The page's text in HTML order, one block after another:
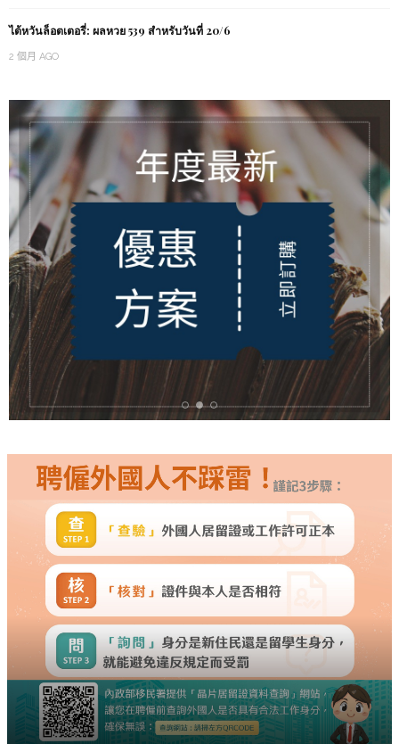
ไต้หวันล็อตเตอรี่: ผลหวย 539 สำหรับวันที่ 20/6
2 個月 AGO